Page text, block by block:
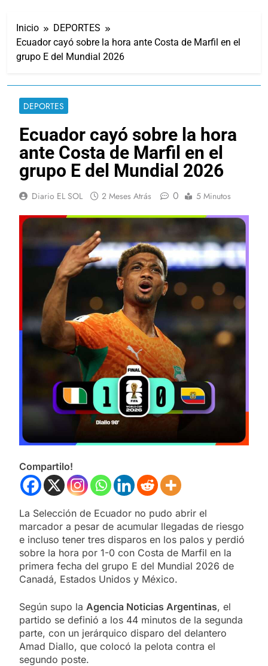
Inicio
DEPORTES
Ecuador cayó sobre la hora ante Costa de Marfil en el
grupo E del Mundial 2026
DEPORTES
Ecuador cayó sobre la hora
ante Costa de Marfil en el
grupo E del Mundial 2026
Diario EL SOL 2 Meses Atrás 0 5 Minutos
Compartilo!
La Selección de Ecuador no pudo abrir el
marcador a pesar de acumular llegadas de riesgo
e incluso tener tres disparos en los palos y perdió
sobre la hora por 1-0 con Costa de Marfil en la
primera fecha del grupo E del Mundial 2026 de
Canadá, Estados Unidos y México.
Según supo la Agencia Noticias Argentinas, el
partido se definió a los 44 minutos de la segunda
parte, con un jerárquico disparo del delantero
Amad Diallo, que colocó la pelota contra el
segundo poste.